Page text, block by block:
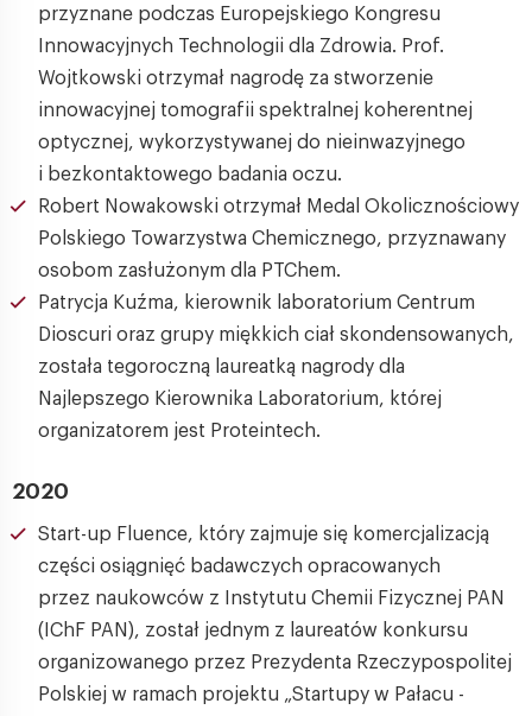
przyznane podczas Europejskiego Kongresu
Innowacyjnych Technologii dla Zdrowia. Prof.
Wojtkowski otrzymał nagrodę za stworzenie
innowacyjnej tomografii spektralnej koherentnej
optycznej, wykorzystywanej do nieinwazyjnego
i bezkontaktowego badania oczu.
Robert Nowakowski otrzymał Medal Okolicznościowy
Polskiego Towarzystwa Chemicznego, przyznawany
osobom zasłużonym dla PTChem.
Patrycja Kuźma, kierownik laboratorium Centrum
Dioscuri oraz grupy miękkich ciał skondensowanych,
została tegoroczną laureatką nagrody dla
Najlepszego Kierownika Laboratorium, której
organizatorem jest Proteintech.
2020
Start-up Fluence, który zajmuje się komercjalizacją
części osiągnięć badawczych opracowanych
przez naukowców z Instytutu Chemii Fizycznej PAN
(IChF PAN), został jednym z laureatów konkursu
organizowanego przez Prezydenta Rzeczypospolitej
Polskiej w ramach projektu „Startupy w Pałacu -